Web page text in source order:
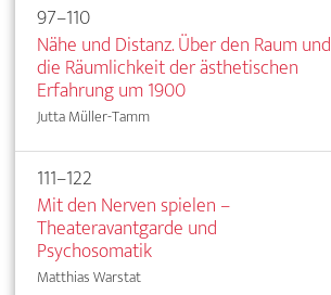
97–110
Nähe und Distanz. Über den Raum und
die Räumlichkeit der ästhetischen
Erfahrung um 1900
Jutta Müller-Tamm
111–122
Mit den Nerven spielen –
Theateravantgarde und
Psychosomatik
Matthias Warstat